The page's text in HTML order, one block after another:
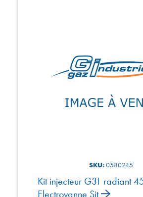
SKU:0580245
Kit injecteur G31 radiant
Electrovanne Sit